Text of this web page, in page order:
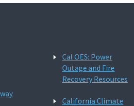
Cal OES: Power
Outage and Fire
Recovery Resources
California Climate